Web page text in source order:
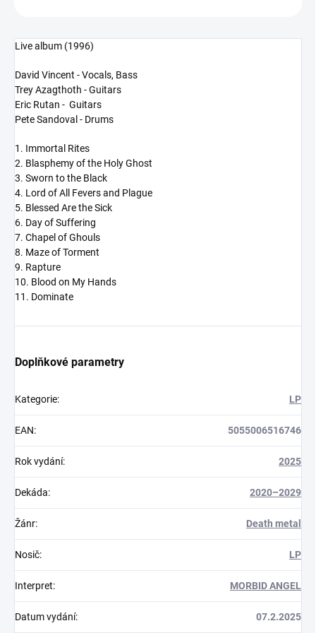
Live album (1996)
David Vincent - Vocals, Bass
Trey Azagthoth - Guitars
Eric Rutan - Guitars
Pete Sandoval - Drums
1. Immortal Rites
2. Blasphemy of the Holy Ghost
3. Sworn to the Black
4. Lord of All Fevers and Plague
5. Blessed Are the Sick
6. Day of Suffering
7. Chapel of Ghouls
8. Maze of Torment
9. Rapture
10. Blood on My Hands
11. Dominate
Doplňkové parametry
Kategorie: LP
EAN: 5055006516746
Rok vydání: 2025
Dekáda: 2020–2029
Žánr: Death metal
Nosič: LP
Interpret: MORBID ANGEL
Datum vydání: 07.2.2025